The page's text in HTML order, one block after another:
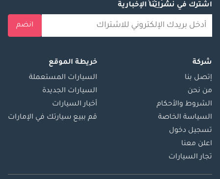
اشترك في نشراتنا الإخبارية
انضم
شركة
إتصل بنا
من نحن
الشروط والأحكام
السياسة الخاصة
تسجيل دخول
اعلن معنا
تجار السيارات
خريطة الموقع
السيارات المستعملة
السيارات الجديدة
أخبار السيارات
قم ببيع سيارتك في الإمارات